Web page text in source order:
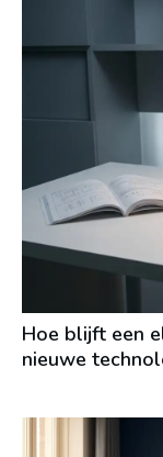
Hoe blijft een
nieuwe